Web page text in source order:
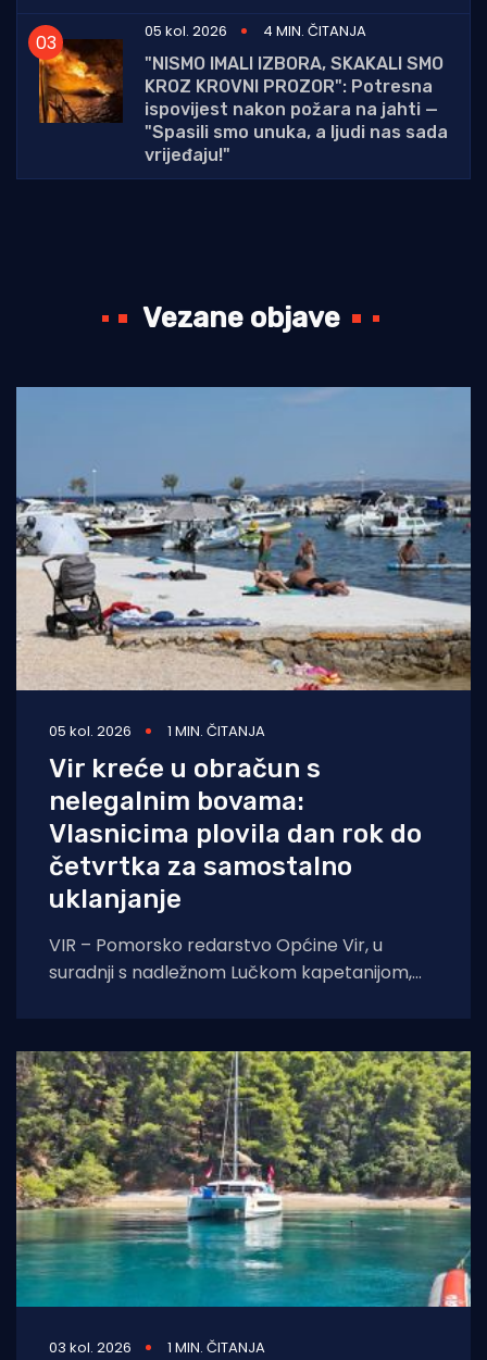
05 kol. 2026
4 MIN. ČITANJA
"NISMO IMALI IZBORA, SKAKALI SMO
KROZ KROVNI PROZOR": Potresna
ispovijest nakon požara na jahti —
"Spasili smo unuka, a ljudi nas sada
vrijeđaju!"
Vezane objave
05 kol. 2026 1 MIN. ČITANJA
Vir kreće u obračun s
nelegalnim bovama:
Vlasnicima plovila dan rok do
četvrtka za samostalno
uklanjanje
VIR – Pomorsko redarstvo Općine Vir, u
suradnji s nadležnom Lučkom kapetanijom,
03 kol. 2026 1 MIN. ČITANJA